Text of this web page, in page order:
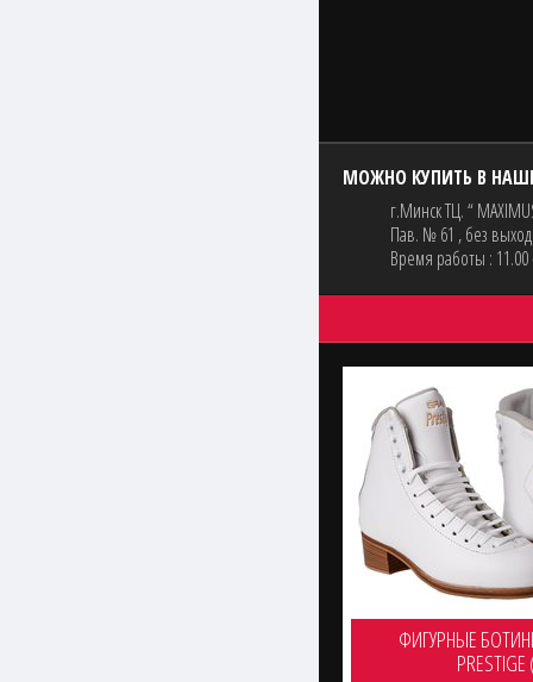
МОЖНО КУПИТЬ В
г.Минск ТЦ. “
Пав. № 61 , без
Время работы : 11.00
ФИГУРНЫЕ